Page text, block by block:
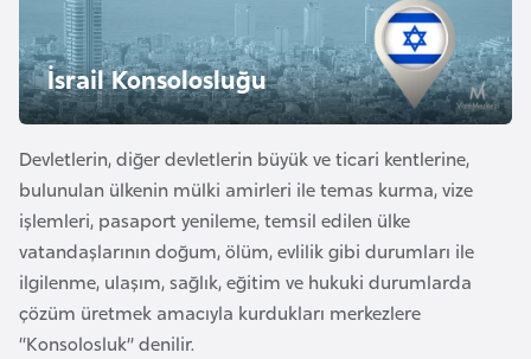
z
e
İ
ş
l
e
m
r
i
ş
i
İsrail Konsolosluğu
Devletlerin, diğer devletlerin büyük ve ticari kentlerine,
bulunulan ülkenin mülki amirleri ile temas kurma, vize
işlemleri, pasaport yenileme, temsil edilen ülke
vatandaşlarının doğum, ölüm, evlilik gibi durumları ile
ilgilenme, ulaşım, sağlık, eğitim ve hukuki durumlarda
çözüm üretmek amacıyla kurdukları merkezlere
“Konsolosluk” denilir.
A
v
u
t
u
r
y
a